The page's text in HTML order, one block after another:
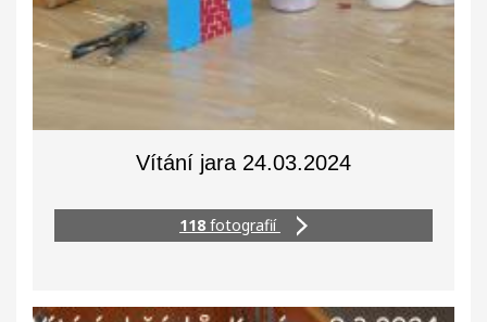
Vítání jara 24.03.2024
118 fotografií